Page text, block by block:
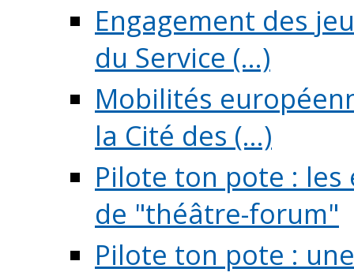
Engagement des
du Service (...)
Mobilités
la Cité des (...)
Pilote ton pote :
de "théâtre-forum"
Pilote ton pote :